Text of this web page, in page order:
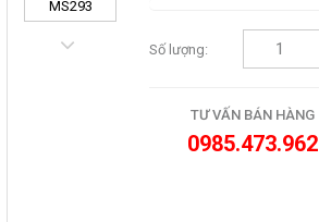
Số lượng:
TƯ VẤN BÁN HÀNG
0985.473.962